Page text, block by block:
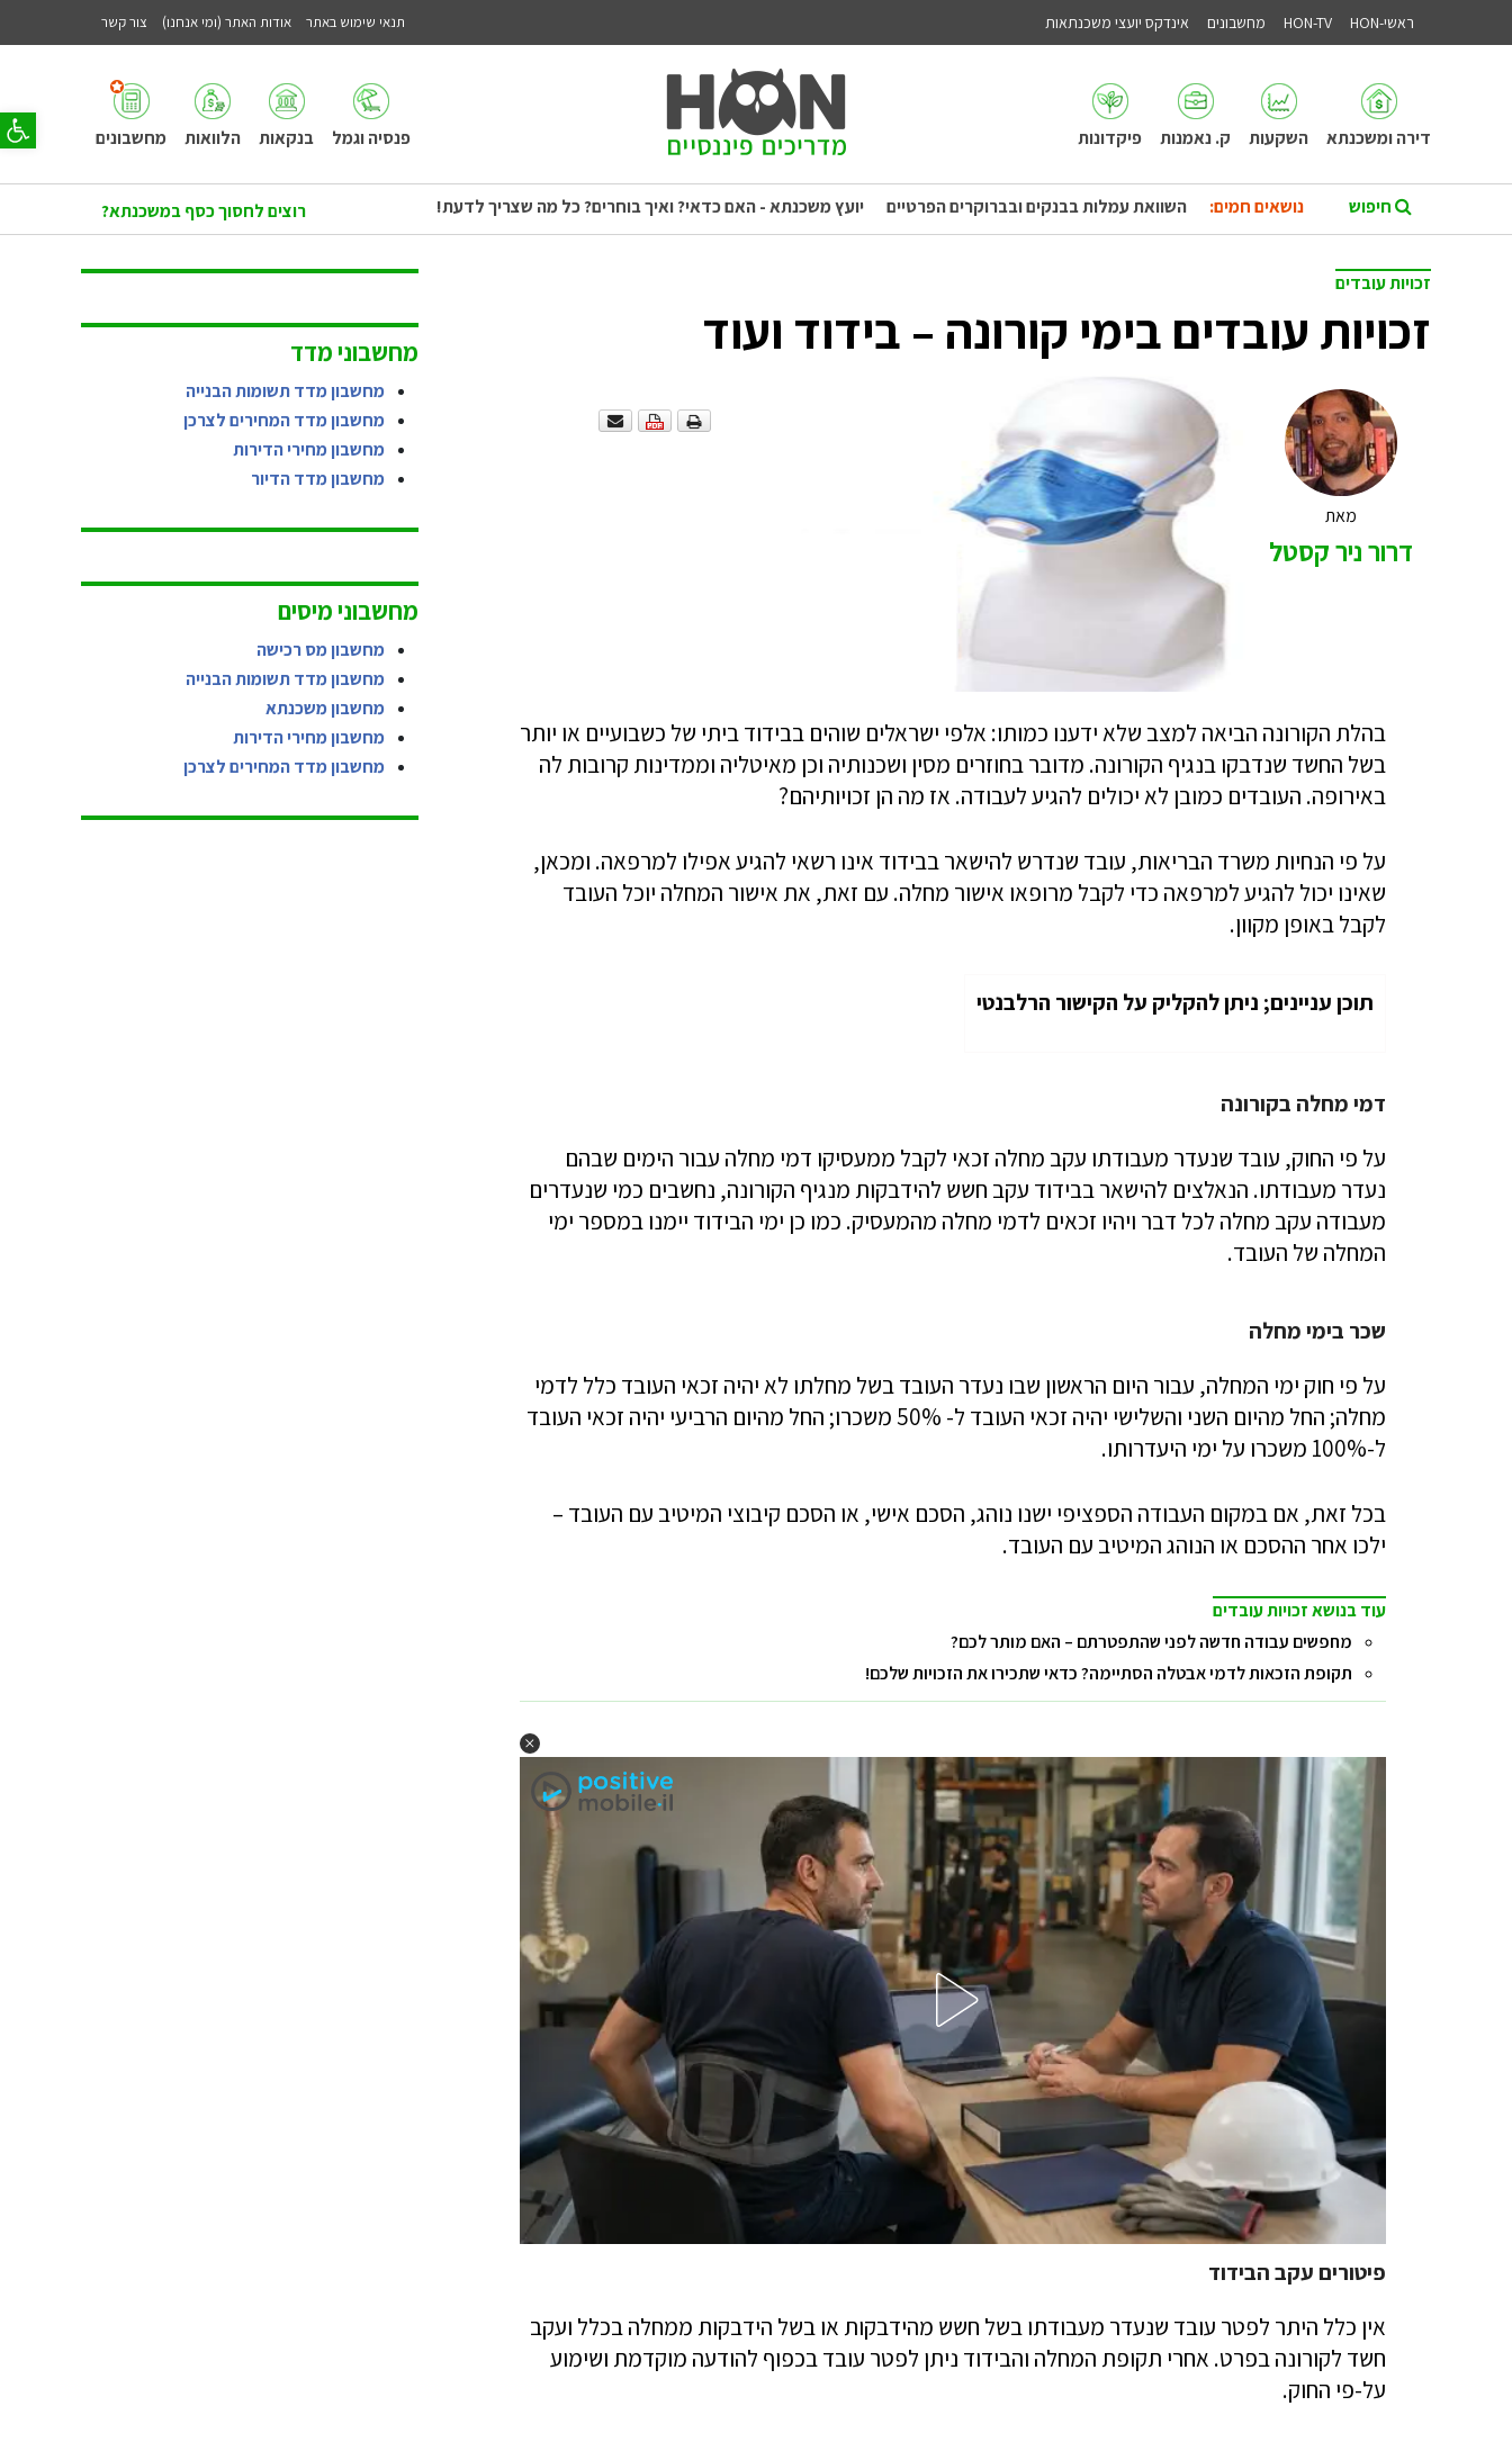
פתח
תנאי שימוש באתר אודות האתר (ומי אנחנו) צור קשר ראשי-HON HON-TV מחשבונים אינדקס יועצי משכנתאות
דירה ומשכנתא השקעות ק. נאמנות פיקדונות פנסיה וגמל בנקאות הלוואות מחשבונים
נושאים חמים: רוצים לחסוך כסף במשכנתא? השוואת עמלות בבנקים ובברוקרים הפרטיים יועץ משכנתא - האם כדאי? ואיך בוחרים? כל מה שצריך לדעת!
זכויות עובדים
זכויות עובדים בימי קורונה – בידוד ועוד
מאת
דרור ניר קסטל
בהלת הקורונה הביאה למצב שלא ידענו כמותו: אלפי ישראלים שוהים בבידוד ביתי של כשבועיים או יותר
בשל החשד שנדבקו בנגיף הקורונה. מדובר בחוזרים מסין ושכנותיה וכן מאיטליה וממדינות קרובות לה
באירופה. העובדים כמובן לא יכולים להגיע לעבודה. אז מה הן זכויותיהם?
על פי הנחיות משרד הבריאות, עובד שנדרש להישאר בבידוד אינו רשאי להגיע אפילו למרפאה. ומכאן,
שאינו יכול להגיע למרפאה כדי לקבל מרופאו אישור מחלה. עם זאת, את אישור המחלה יוכל העובד
לקבל באופן מקוון.
תוכן עניינים; ניתן להקליק על הקישור הרלבנטי
דמי מחלה בקורונה
על פי החוק, עובד שנעדר מעבודתו עקב מחלה זכאי לקבל ממעסיקו דמי מחלה עבור הימים שבהם
נעדר מעבודתו. הנאלצים להישאר בבידוד עקב חשש להידבקות מנגיף הקורונה, נחשבים כמי שנעדרים
מעבודה עקב מחלה לכל דבר ויהיו זכאים לדמי מחלה מהמעסיק. כמו כן ימי הבידוד יימנו במספר ימי
המחלה של העובד.
שכר בימי מחלה
על פי חוק ימי המחלה, עבור היום הראשון שבו נעדר העובד בשל מחלתו לא יהיה זכאי העובד כלל לדמי
מחלה; החל מהיום השני והשלישי יהיה זכאי העובד ל- 50% משכרו; החל מהיום הרביעי יהיה זכאי העובד
ל-100% משכרו על ימי היעדרותו.
בכל זאת, אם במקום העבודה הספציפי ישנו נוהג, הסכם אישי, או הסכם קיבוצי המיטיב עם העובד –
ילכו אחר ההסכם או הנוהג המיטיב עם העובד.
עוד בנושא זכויות עובדים
מחפשים עבודה חדשה לפני שהתפטרתם – האם מותר לכם?
תקופת הזכאות לדמי אבטלה הסתיימה? כדאי שתכירו את הזכויות שלכם!
פיטורים עקב הבידוד
אין כלל היתר לפטר עובד שנעדר מעבודתו בשל חשש מהידבקות או בשל הידבקות ממחלה בכלל ועקב
חשד לקורונה בפרט. אחרי תקופת המחלה והבידוד ניתן לפטר עובד בכפוף להודעה מוקדמת ושימוע
על-פי החוק.
מחשבוני מדד
מחשבון מדד תשומות הבנייה
מחשבון מדד המחירים לצרכן
מחשבון מחירי הדירות
מחשבון מדד הדיור
מחשבוני מיסים
מחשבון מס רכישה
מחשבון מדד תשומות הבנייה
מחשבון משכנתא
מחשבון מחירי הדירות
מחשבון מדד המחירים לצרכן